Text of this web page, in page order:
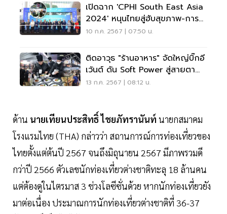
เปิดฉาก 'CPHI South East Asia
2024' หนุนไทยสู่ฮับสุขภาพ-การ
แพทย์
10 ก.ค. 2567 | 07:50 น.
ติดอาวุธ "ร้านอาหาร" จัดใหญ่บิ๊กอี
เว้นต์ ดัน Soft Power สู่สายตา
โลก
13 ก.ค. 2567 | 08:12 น.
ด้าน นายเทียนประสิทธิ์ ไชยภัทรานันท์ นายกสมาคม
โรงแรมไทย (THA) กล่าวว่า สถานการณ์การท่องเที่ยวของ
ไทยตั้งแต่ต้นปี 2567 จนถึงมิถุนายน 2567 มีภาพรวมดี
กว่าปี 2566 ตัวเลขนักท่องเที่ยวต่างชาติทะลุ 18 ล้านคน
แต่ต้องดูในไตรมาส 3 ช่วงโลซีซั่นด้วย หากนักท่องเที่ยวยัง
มาต่อเนื่อง ประมาณการนักท่องเที่ยวต่างชาติที่ 36-37